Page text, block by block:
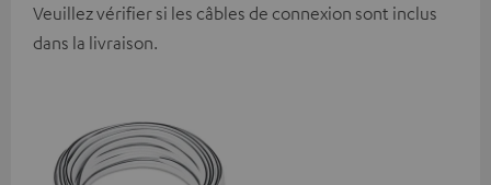
Veuillez vérifier si les câbles de connexion sont inclus
dans la livraison.